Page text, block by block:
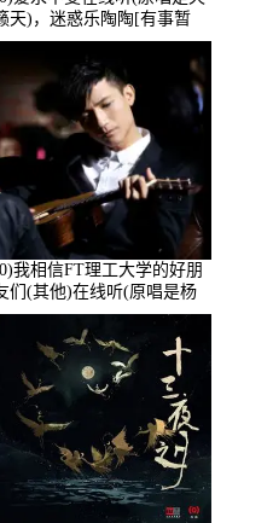
天)，迷惑乐陶陶[有事暂
]演唱点播:27678次
我相信FT理工大学的好朋
们(其他)在线听(原唱是杨
安)，老乔演唱点播:23714